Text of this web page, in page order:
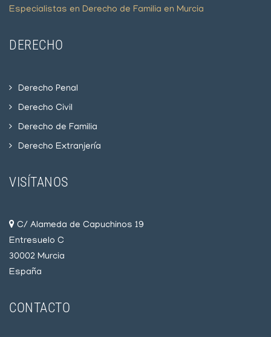
Especialistas en Derecho de Familia en Murcia
DERECHO
Derecho Penal
Derecho Civil
Derecho de Familia
Derecho Extranjería
VISÍTANOS
C/ Alameda de Capuchinos 19
Entresuelo C
30002 Murcia
España
CONTACTO